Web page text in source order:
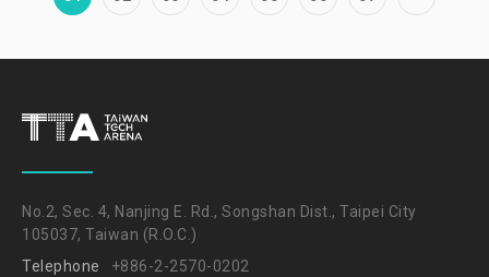
No.2, Sec. 4, Nanjing E. Rd., Songshan Dist., Taipei City
105037, Taiwan (R.O.C.)
Telephone
+886-2-2570-0202